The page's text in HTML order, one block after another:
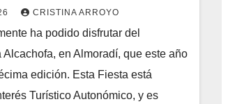
CRISTINA ARROYO
ha podido disfrutar del
en Almoradí, que este año
edición. Esta Fiesta está
Turístico Autonómico, y es